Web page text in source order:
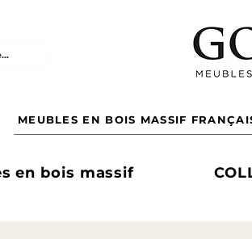
MEUBLES EN BOIS MASSIF
en bois massif